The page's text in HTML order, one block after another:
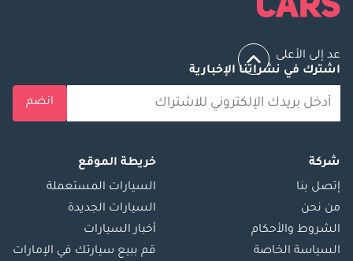
عد إلى الأعلى
اشترك في نشراتنا الإخبارية
انضم
شركة
إتصل بنا
من نحن
الشروط والأحكام
السياسة الخاصة
خريطة الموقع
السيارات المستعملة
السيارات الجديدة
أخبار السيارات
قم ببيع سيارتك في الإمارات